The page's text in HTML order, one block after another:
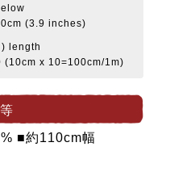
(3.9 inches)
length
x 10=100cm/1m)
■約110cm幅